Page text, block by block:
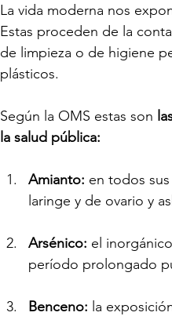
La vida moderna nos
Estas proceden de la
de limpieza o de higiene
plásticos.
Según la OMS estas son
la salud pública:
Amianto: en todos
laringe y de ovario y
Arsénico: el
período prolongado
Benceno: la